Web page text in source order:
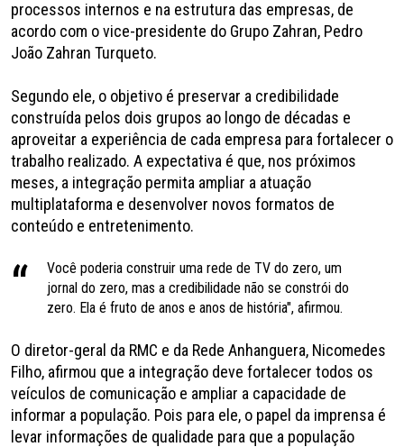
processos internos e na estrutura das empresas, de
acordo com o vice-presidente do Grupo Zahran, Pedro
João Zahran Turqueto.
Segundo ele, o objetivo é preservar a credibilidade
construída pelos dois grupos ao longo de décadas e
aproveitar a experiência de cada empresa para fortalecer o
trabalho realizado. A expectativa é que, nos próximos
meses, a integração permita ampliar a atuação
multiplataforma e desenvolver novos formatos de
conteúdo e entretenimento.
Você poderia construir uma rede de TV do zero, um
jornal do zero, mas a credibilidade não se constrói do
zero. Ela é fruto de anos e anos de história", afirmou.
O diretor-geral da RMC e da Rede Anhanguera, Nicomedes
Filho, afirmou que a integração deve fortalecer todos os
veículos de comunicação e ampliar a capacidade de
informar a população. Pois para ele, o papel da imprensa é
levar informações de qualidade para que a população